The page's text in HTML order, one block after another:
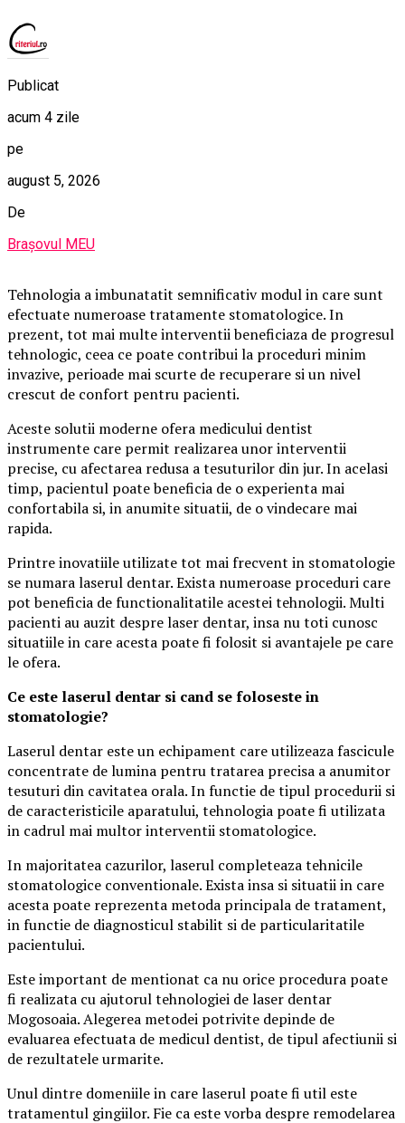
Publicat
acum 4 zile
pe
august 5, 2026
De
Brașovul MEU
Tehnologia a imbunatatit semnificativ modul in care sunt
efectuate numeroase tratamente stomatologice. In
prezent, tot mai multe interventii beneficiaza de progresul
tehnologic, ceea ce poate contribui la proceduri minim
invazive, perioade mai scurte de recuperare si un nivel
crescut de confort pentru pacienti.
Aceste solutii moderne ofera medicului dentist
instrumente care permit realizarea unor interventii
precise, cu afectarea redusa a tesuturilor din jur. In acelasi
timp, pacientul poate beneficia de o experienta mai
confortabila si, in anumite situatii, de o vindecare mai
rapida.
Printre inovatiile utilizate tot mai frecvent in stomatologie
se numara laserul dentar. Exista numeroase proceduri care
pot beneficia de functionalitatile acestei tehnologii. Multi
pacienti au auzit despre laser dentar, insa nu toti cunosc
situatiile in care acesta poate fi folosit si avantajele pe care
le ofera.
Ce este laserul dentar si cand se foloseste in
stomatologie?
Laserul dentar este un echipament care utilizeaza fascicule
concentrate de lumina pentru tratarea precisa a anumitor
tesuturi din cavitatea orala. In functie de tipul procedurii si
de caracteristicile aparatului, tehnologia poate fi utilizata
in cadrul mai multor interventii stomatologice.
In majoritatea cazurilor, laserul completeaza tehnicile
stomatologice conventionale. Exista insa si situatii in care
acesta poate reprezenta metoda principala de tratament,
in functie de diagnosticul stabilit si de particularitatile
pacientului.
Este important de mentionat ca nu orice procedura poate
fi realizata cu ajutorul tehnologiei de laser dentar
Mogosoaia. Alegerea metodei potrivite depinde de
evaluarea efectuata de medicul dentist, de tipul afectiunii si
de rezultatele urmarite.
Unul dintre domeniile in care laserul poate fi util este
tratamentul gingiilor. Fie ca este vorba despre remodelarea